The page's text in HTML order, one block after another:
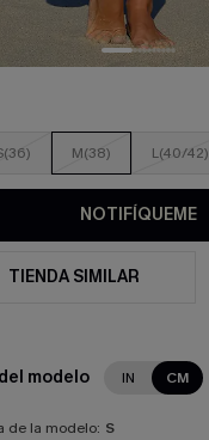
M(38) L(40/42)
NOTIFÍQUEME
TIENDA SIMILAR
modelo IN CM
de la modelo: S